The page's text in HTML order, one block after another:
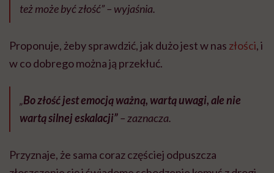
też może być złość” – wyjaśnia.
Proponuje, żeby sprawdzić, jak dużo jest w nas złości, i
w co dobrego można ją przekłuć.
„Bo złość jest emocją ważną, wartą uwagi, ale nie
wartą silnej eskalacji”– zaznacza.
Przyznaje, że sama coraz częściej odpuszcza